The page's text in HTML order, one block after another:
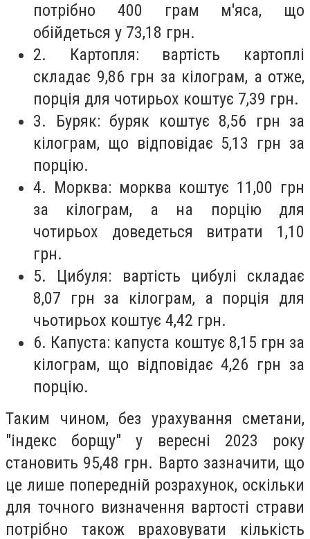
потрібно 400 грам м'яса, що
обійдеться у 73,18 грн.
2. Картопля: вартість картоплі
складає 9,86 грн за кілограм, а отже,
порція для чотирьох коштує 7,39 грн.
3. Буряк: буряк коштує 8,56 грн за
кілограм, що відповідає 5,13 грн за
порцію.
4. Морква: морква коштує 11,00 грн
за кілограм, а на порцію для
чотирьох доведеться витрати 1,10
грн.
5. Цибуля: вартість цибулі складає
8,07 грн за кілограм, а порція для
чьотирьох коштує 4,42 грн.
6. Капуста: капуста коштує 8,15 грн за
кілограм, що відповідає 4,26 грн за
порцію.
Таким чином, без урахування сметани,
"індекс борщу" у вересні 2023 року
становить 95,48 грн. Варто зазначити, що
це лише попередній розрахунок, оскільки
для точного визначення вартості страви
потрібно також враховувати кількість